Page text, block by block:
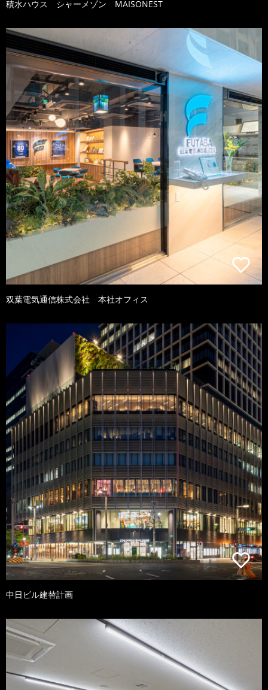
積水ハウス シャーメゾン MAISONEST
双葉電気通信株式会社 本社オフィス
中日ビル建替計画